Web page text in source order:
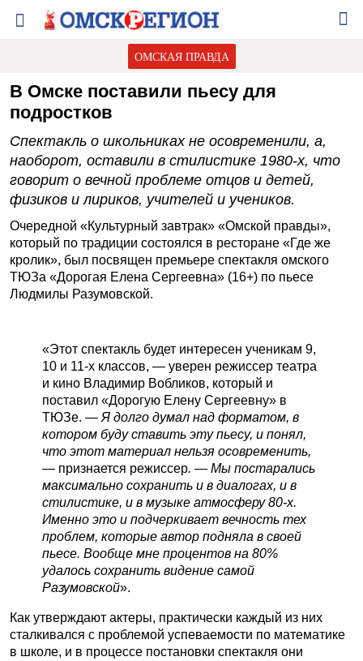
ОМСКАЯ ПРАВДА
В Омске поставили пьесу для
подростков
Спектакль о школьниках не осовременили, а,
наоборот, оставили в стилистике 1980-х, что
говорит о вечной проблеме отцов и детей,
физиков и лириков, учителей и учеников.
Очередной «Культурный завтрак» «Омской правды»,
который по традиции состоялся в ресторане «Где же
кролик», был посвящен премьере спектакля омского
ТЮЗа «Дорогая Елена Сергеевна» (16+) по пьесе
Людмилы Разумовской.
«Этот спектакль будет интересен ученикам 9,
10 и 11-х классов, — уверен режиссер театра
и кино Владимир Вобликов, который и
поставил «Дорогую Елену Сергеевну» в
ТЮЗе. — Я долго думал над форматом, в
котором буду ставить эту пьесу, и понял,
что этот материал нельзя осовременить,
— признается режиссер. — Мы постарались
максимально сохранить и в диалогах, и в
стилистике, и в музыке атмосферу 80-х.
Именно это и подчеркивает вечность тех
проблем, которые автор подняла в своей
пьесе. Вообще мне процентов на 80%
удалось сохранить видение самой
Разумовской».
Как утверждают актеры, практически каждый из них
сталкивался с проблемой успеваемости по математике
в школе, и в процессе постановки спектакля они